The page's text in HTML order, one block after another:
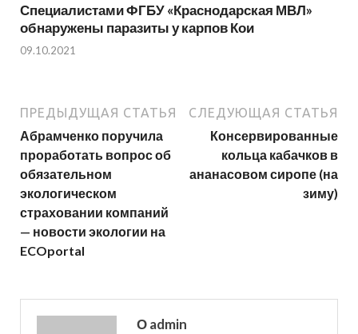
Специалистами ФГБУ «Краснодарская МВЛ»
обнаружены паразиты у карпов Кои
09.10.2021
ПРЕДЫДУЩАЯ СТАТЬЯ
Абрамченко поручила
проработать вопрос об
обязательном
экологическом
страховании компаний
— новости экологии на
ECOportal
СЛЕДУЮЩАЯ СТАТЬЯ
Консервированные
кольца кабачков в
ананасовом сиропе (на
зиму)
О admin